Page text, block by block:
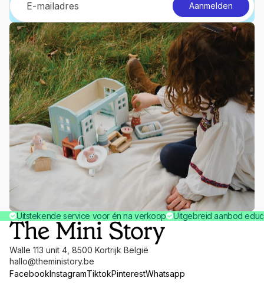
Aanmelden
Uitstekende service voor én na verkoop Uitgebreid aanbod
Walle 113 unit 4, 8500 Kortrijk België
hallo@theministory.be
FacebookInstagramTiktokPinterestWhatsapp